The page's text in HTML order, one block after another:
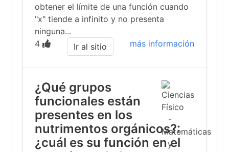
obtener el límite de una función cuando
"x" tiende a infinito y no presenta
ninguna...
4
más información
Ir al sitio
¿Qué grupos
funcionales están
presentes en los
nutrimentos orgánicos?:
¿cuál es su función en el